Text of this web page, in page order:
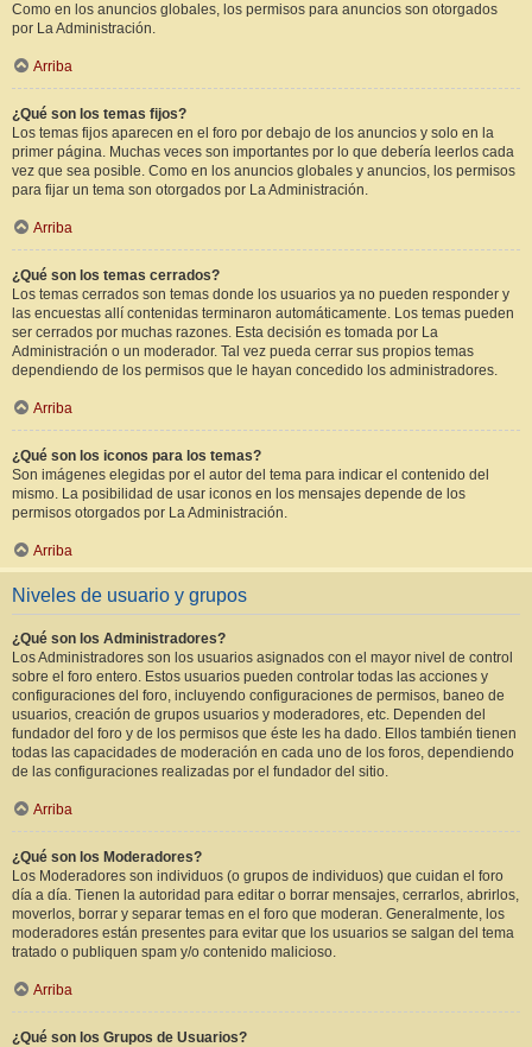
Como en los anuncios globales, los permisos para anuncios son otorgados
por La Administración.
Arriba
¿Qué son los temas fijos?
Los temas fijos aparecen en el foro por debajo de los anuncios y solo en la
primer página. Muchas veces son importantes por lo que debería leerlos cada
vez que sea posible. Como en los anuncios globales y anuncios, los permisos
para fijar un tema son otorgados por La Administración.
Arriba
¿Qué son los temas cerrados?
Los temas cerrados son temas donde los usuarios ya no pueden responder y
las encuestas allí contenidas terminaron automáticamente. Los temas pueden
ser cerrados por muchas razones. Esta decisión es tomada por La
Administración o un moderador. Tal vez pueda cerrar sus propios temas
dependiendo de los permisos que le hayan concedido los administradores.
Arriba
¿Qué son los iconos para los temas?
Son imágenes elegidas por el autor del tema para indicar el contenido del
mismo. La posibilidad de usar iconos en los mensajes depende de los
permisos otorgados por La Administración.
Arriba
Niveles de usuario y grupos
¿Qué son los Administradores?
Los Administradores son los usuarios asignados con el mayor nivel de control
sobre el foro entero. Estos usuarios pueden controlar todas las acciones y
configuraciones del foro, incluyendo configuraciones de permisos, baneo de
usuarios, creación de grupos usuarios y moderadores, etc. Dependen del
fundador del foro y de los permisos que éste les ha dado. Ellos también tienen
todas las capacidades de moderación en cada uno de los foros, dependiendo
de las configuraciones realizadas por el fundador del sitio.
Arriba
¿Qué son los Moderadores?
Los Moderadores son individuos (o grupos de individuos) que cuidan el foro
día a día. Tienen la autoridad para editar o borrar mensajes, cerrarlos, abrirlos,
moverlos, borrar y separar temas en el foro que moderan. Generalmente, los
moderadores están presentes para evitar que los usuarios se salgan del tema
tratado o publiquen spam y/o contenido malicioso.
Arriba
¿Qué son los Grupos de Usuarios?